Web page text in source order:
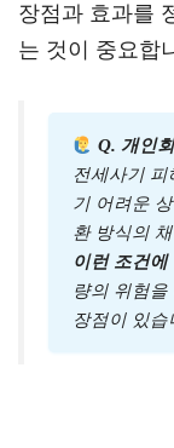
장점과 효과를
는 것이 중요합
Q. 개인
전세사기
기 어려운
환 방식의
이런 조건
량의 위험
장점이 있습